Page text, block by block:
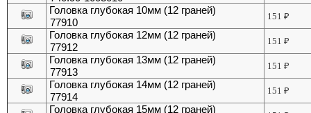
Головка глубокая 10мм (12 граней)
77910
151₽
Головка глубокая 12мм (12 граней)
77912
151₽
Головка глубокая 13мм (12 граней)
77913
151₽
Головка глубокая 14мм (12 граней)
77914
151₽
Головка глубокая 15мм (12 граней)